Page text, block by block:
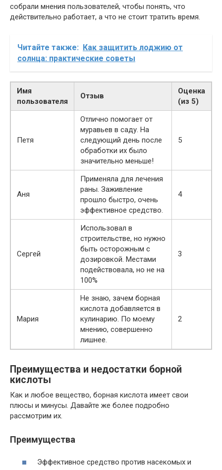
собрали мнения пользователей, чтобы понять, что
действительно работает, а что не стоит тратить время.
Читайте также:
Как защитить лоджию от
солнца: практические советы
Имя
пользователя
Отзыв
Оценка
(из 5)
Петя
Отлично помогает от
муравьев в саду. На
следующий день после
обработки их было
значительно меньше!
5
Аня
Применяла для лечения
раны. Заживление
прошло быстро, очень
эффективное средство.
4
Сергей
Использовал в
строительстве, но нужно
быть осторожным с
дозировкой. Местами
подействовала, но не на
100%
3
Мария
Не знаю, зачем борная
кислота добавляется в
кулинарию. По моему
мнению, совершенно
лишнее.
2
Преимущества и недостатки борной
кислоты
Как и любое вещество, борная кислота имеет свои
плюсы и минусы. Давайте же более подробно
рассмотрим их.
Преимущества
Эффективное средство против насекомых и